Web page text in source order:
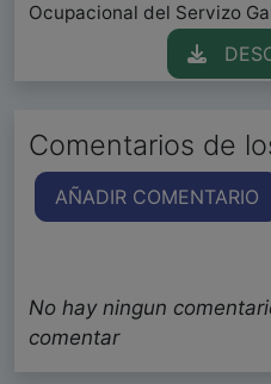
Ocupacional del Servizo
Comentarios de
AÑADIR COMENTARIO
No hay ningun
comentar